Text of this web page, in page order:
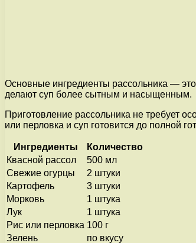
Основные ингредиенты рассольника —
делают суп более сытным и насыщенным.
Приготовление рассольника не требует
или перловка и суп готовится до полной
Ингредиенты
Количество
Квасной рассол
500 мл
Свежие огурцы
2 штуки
Картофель
3 штуки
Морковь
1 штука
Лук
1 штука
Рис или перловка 100 г
Зелень
по вкусу